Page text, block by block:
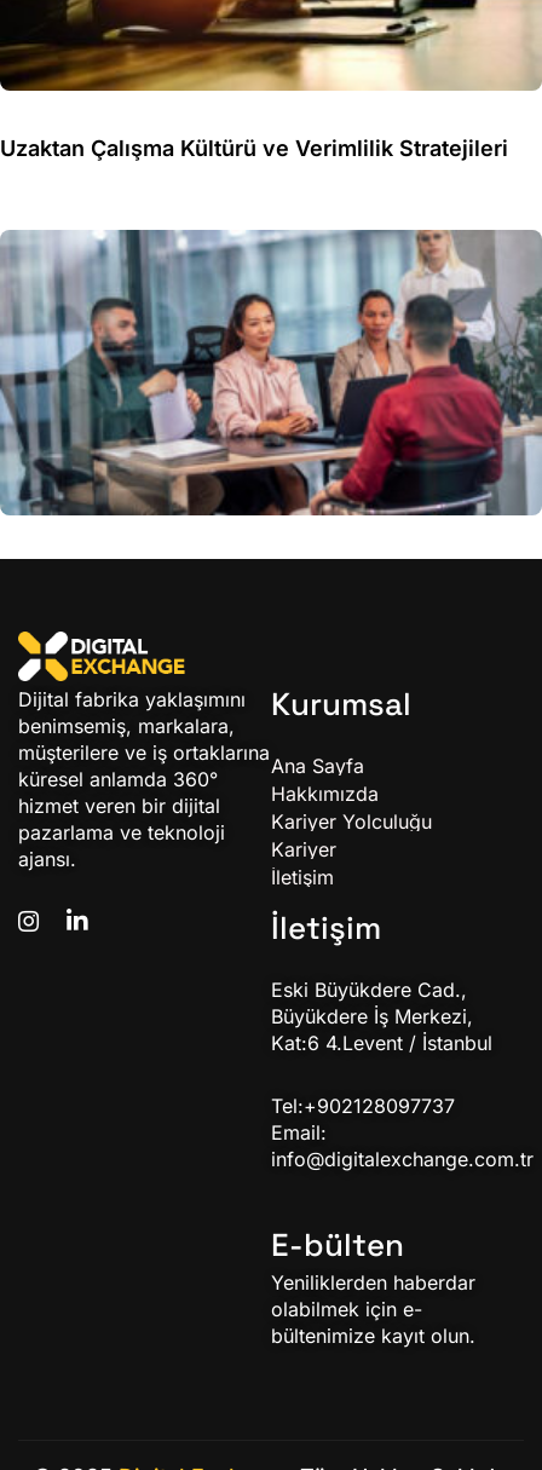
Uzaktan Çalışma Kültürü ve Verimlilik Stratejileri
Dijital fabrika yaklaşımını
benimsemiş, markalara,
müşterilere ve iş ortaklarına
küresel anlamda 360°
hizmet veren bir dijital
pazarlama ve teknoloji
ajansı.
Kurumsal
Ana Sayfa
Hakkımızda
Kariyer Yolculuğu
Kariyer
İletişim
İletişim
Eski Büyükdere Cad.,
Büyükdere İş Merkezi,
Kat:6 4.Levent / İstanbul
Tel:+902128097737
Email:
info@digitalexchange.com.tr
E-bülten
Yeniliklerden haberdar
olabilmek için e-
bültenimize kayıt olun.